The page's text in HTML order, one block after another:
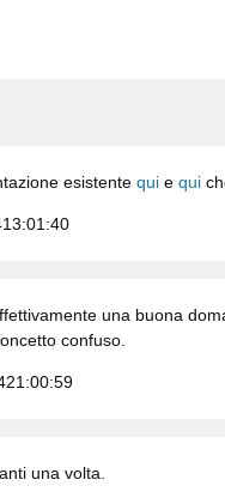
esistente qui e qui
13:01:40
una buona
confuso.
21:00:59
una volta.